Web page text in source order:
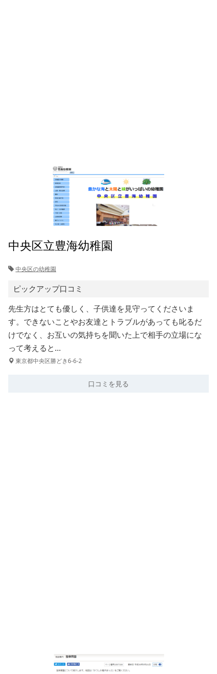
中央区立豊海幼稚園
中央区の幼稚園
ピックアップ口コミ
先生方はとても優しく、子供達を見守ってくださいま
す。できないことやお友達とトラブルがあっても叱るだ
けでなく、お互いの気持ちを聞いた上で相手の立場にな
って考えると…
東京都中央区勝どき6-6-2
口コミを見る